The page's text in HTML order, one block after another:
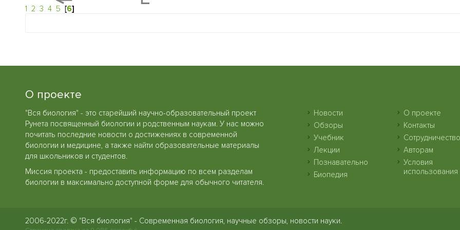
1 2 3 4 5 [6]
О проекте
"Вся биология" - это старейший научно-образовательный проект
Рунета посвященный биологии и родственным наукам. У нас можно
почитать последние новости о достижениях в современной
биологии и медицине, а также найти образовательные материалы
для школьников и студентов.
Миссия проекта - предоставить информацию по всем разделам
биологии в максимально доступной форме для обычного читателя.
Новости
Обзоры
Учебник
Лекции
Познавательно
Биопедия
О проекте
Контакты
Сотрудничество
Авторам
Условия
использования
2006-2022г. © "Вся биология" - Современная биология, научные обзоры, новости науки.